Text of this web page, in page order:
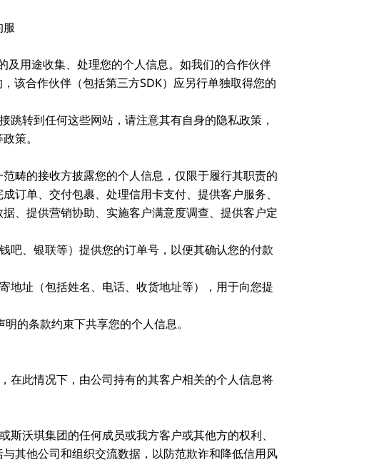
用途收集、处理您的个人信息。如我们的合作伙伴
该合作伙伴（包括第三方SDK）应另行单独取得您的
转到任何这些网站，请注意其有自身的隐私政策，
策。
畴的接收方披露您的个人信息，仅限于履行其职责的
订单、交付包裹、处理信用卡支付、提供客户服务、
、提供营销协助、实施客户满意度调查、提供客户定
、银联等）提供您的订单号，以便其确认您的付款
址（包括姓名、电话、收货地址等），用于向您提
的条款约束下共享您的个人信息。
此情况下，由公司持有的其客户相关的个人信息将
沃琪集团的任何成员或我方客户或其他方的权利、
其他公司和组织交流数据，以防范欺诈和降低信用风